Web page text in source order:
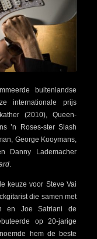
buitenlandse
internationale prijs
(2010), Queen-
’n Roses-ster Slash
George Kooymans,
Danny Lademacher
.
keuze voor Steve Vai
die samen met
en Joe Satriani de
op 20-jarige
hem de beste